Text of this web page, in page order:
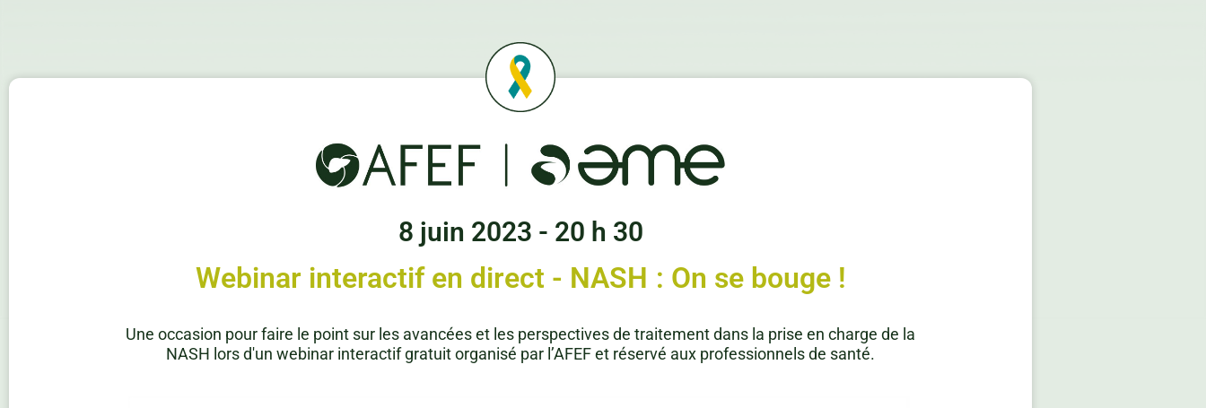
8 juin 2023 - 20 h 30
Webinar interactif en direct - NASH : On se bouge !
Une occasion pour faire le point sur les avancées et les perspectives de traitement dans la prise en charge de la
NASH lors d'un webinar interactif gratuit organisé par l’AFEF et réservé aux professionnels de santé.